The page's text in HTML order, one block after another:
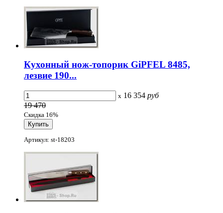
Кухонный нож-топорик GiPFEL 8485,
лезвие 190...
x 16 354 руб
19 470
Скидка 16%
Артикул: st-18203